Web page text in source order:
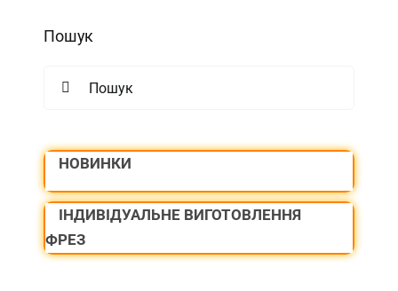
Пошук
НОВИНКИ
ІНДИВІДУАЛЬНЕ ВИГОТОВЛЕННЯ
ФРЕЗ